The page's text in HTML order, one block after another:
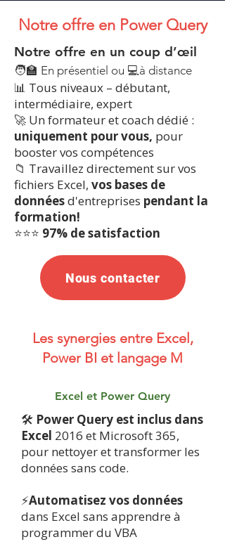
Notre offre en Power Query
Notre offre en un coup d’œil
🧑‍🏫 En présentiel ou 💻à distance
📊 Tous niveaux – débutant,
intermédiaire, expert​
🚀 Un formateur et coach dédié :
uniquement pour vous, pour
booster vos compétences
📁 Travaillez directement sur vos
fichiers Excel, vos bases de
donnéesd'entreprises pendant la
formation!
⭐️⭐️⭐️ 97% de satisfaction
Nous contacter
Les synergies entre Excel,
Power BI et langage M
Excel et Power Query
🛠 Power Query est inclus dans
Excel 2016 et Microsoft 365,
pour nettoyer et transformer les
données sans code.
⚡Automatisez vos données
dans Excel sans apprendre à
programmer du VBA